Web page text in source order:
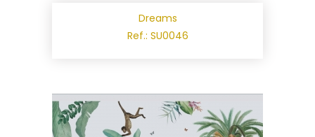
Dreams
Ref.: SU0046